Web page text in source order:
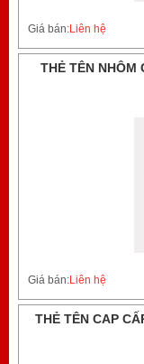
Giá bán:Liên hệ
THẺ TÊN NHÔM
Giá bán:Liên hệ
THẺ TÊN CAP